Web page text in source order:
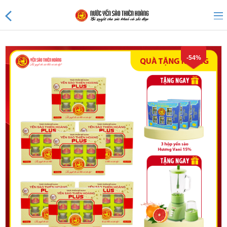
Sản phẩm khuyến mãi
Tin tức
Nước Yến Thiên Hoàng 45%
Nước Yến Thiên Hoàng 41%
Nước Yến 25% không đường
Nước Yến Thiên Hoàng 20%
-54%